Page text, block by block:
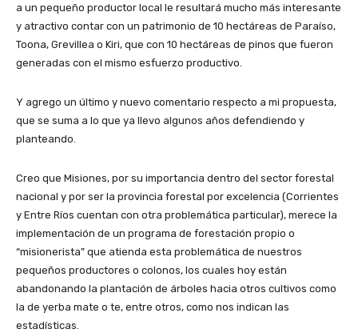
a un pequeño productor local le resultará mucho más interesante
y atractivo contar con un patrimonio de 10 hectáreas de Paraíso,
Toona, Grevillea o Kiri, que con 10 hectáreas de pinos que fueron
generadas con el mismo esfuerzo productivo.
Y agrego un último y nuevo comentario respecto a mi propuesta,
que se suma a lo que ya llevo algunos años defendiendo y
planteando.
Creo que Misiones, por su importancia dentro del sector forestal
nacional y por ser la provincia forestal por excelencia (Corrientes
y Entre Ríos cuentan con otra problemática particular), merece la
implementación de un programa de forestación propio o
“misionerista” que atienda esta problemática de nuestros
pequeños productores o colonos, los cuales hoy están
abandonando la plantación de árboles hacia otros cultivos como
la de yerba mate o te, entre otros, como nos indican las
estadísticas.